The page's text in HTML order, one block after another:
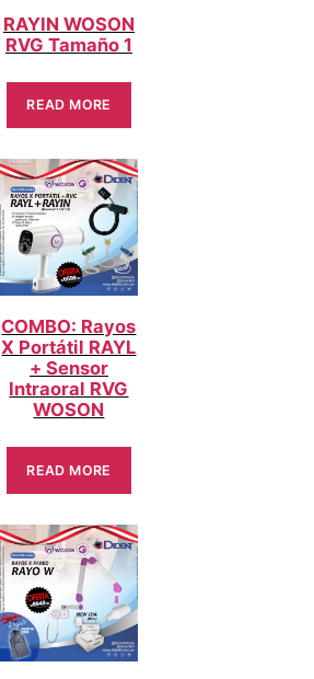
RAYIN WOSON
RVG Tamaño 1
READ MORE
COMBO: Rayos
X Portátil RAYL
+ Sensor
Intraoral RVG
WOSON
READ MORE